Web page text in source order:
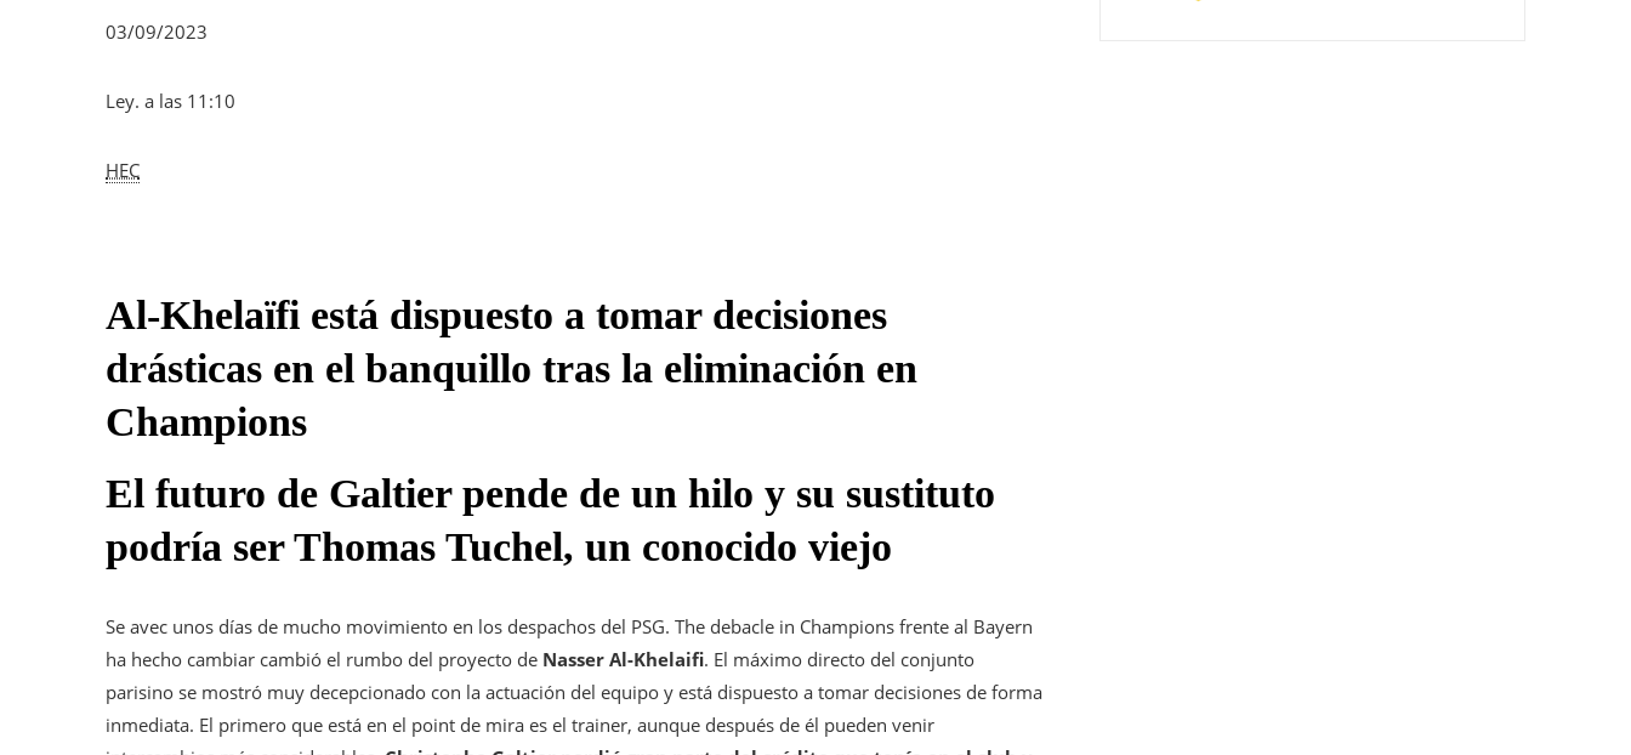
03/09/2023
Ley. a las 11:10
HEC
Al-Khelaïfi está dispuesto a tomar decisiones
drásticas en el banquillo tras la eliminación en
Champions
El futuro de Galtier pende de un hilo y su sustituto
podría ser Thomas Tuchel, un conocido viejo
Se avec unos días de mucho movimiento en los despachos del PSG. The debacle in Champions frente al Bayern
ha hecho cambiar cambió el rumbo del proyecto de Nasser Al-Khelaifi. El máximo directo del conjunto
parisino se mostró muy decepcionado con la actuación del equipo y está dispuesto a tomar decisiones de forma
inmediata. El primero que está en el point de mira es el trainer, aunque después de él pueden venir